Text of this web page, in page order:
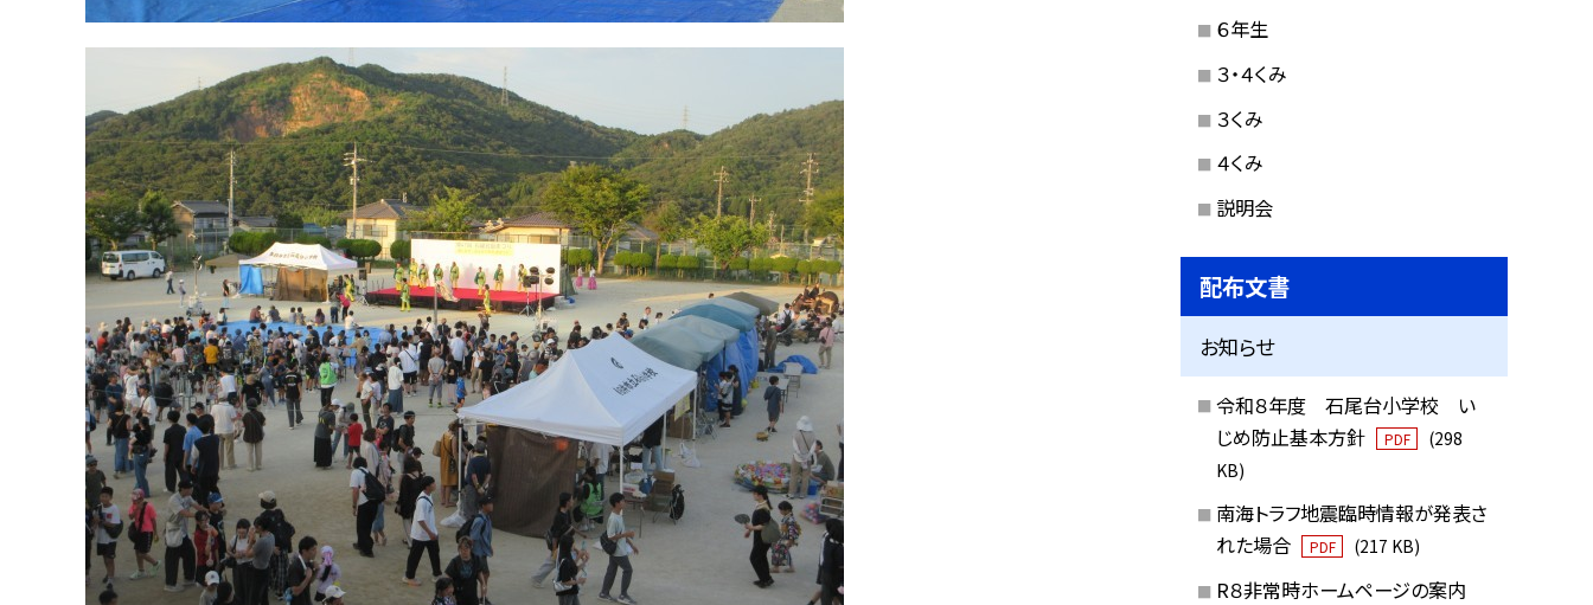
６年生
３・４くみ
３くみ
４くみ
説明会
配布文書
お知らせ
令和８年度 石尾台小学校 い
じめ防止基本方針
PDF
(298
KB)
南海トラフ地震臨時情報が発表さ
れた場合
PDF (217 KB)
R８非常時ホームページの案内